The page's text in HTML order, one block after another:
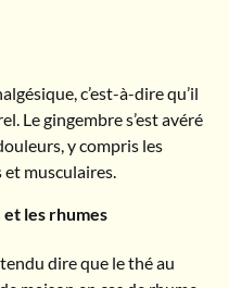
c’est-à-dire qu’il
Le gingembre s’est avéré
y compris les
musculaires.
et les rhumes
dire que le thé au